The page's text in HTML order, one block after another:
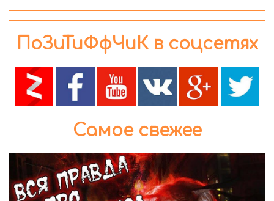
ПоЗиТиФфЧиК в соцсетях
Самое свежее